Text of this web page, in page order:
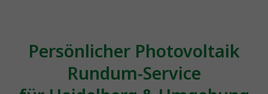
Persönlicher Photovoltaik
Rundum-Service